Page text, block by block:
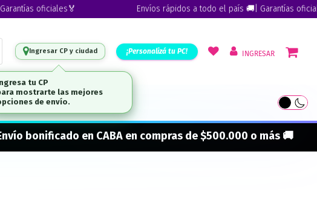
oficiales🏅 Envíos rápidos a todo el país 🚚| Garantías
Ingresar CP y ciudad ¡Personalizá tu PC! INGRESAR
MARCAS
bonificado en CABA en compras de $500.000 o más 🚚
tu CP
mostrarte las mejores
de envío.